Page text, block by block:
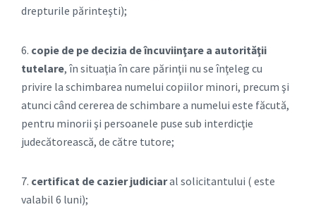
drepturile părinteşti);
6. copie de pe decizia de încuviinţare a autorităţii
tutelare, în situaţia în care părinţii nu se înţeleg cu
privire la schimbarea numelui copiilor minori, precum şi
atunci când cererea de schimbare a numelui este făcută,
pentru minorii şi persoanele puse sub interdicţie
judecătorească, de către tutore;
7. certificat de cazier judiciaral solicitantului ( este
valabil 6 luni);